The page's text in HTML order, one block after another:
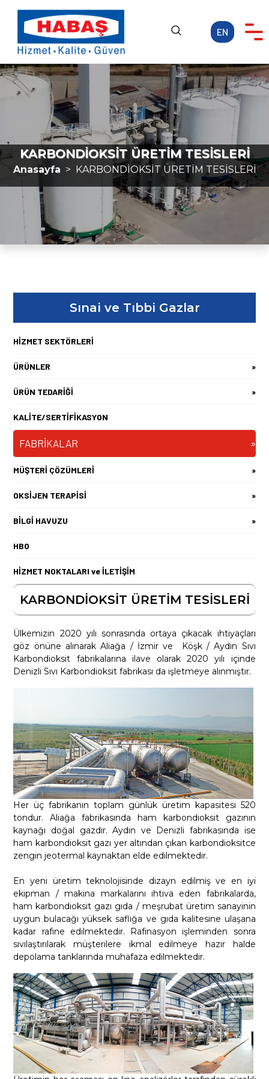
EN
Anasayfa
KURUMSAL
FAALİYET ALANLARI
KARİYER
MEDYA
KARBONDİOKSİT ÜRETİM TESİSLERİ
Anasayfa KARBONDİOKSİT ÜRETİM TESİSLERİ
Sınai ve Tıbbi Gazlar
HİZMET SEKTÖRLERİ
ÜRÜNLER »
ÜRÜN TEDARİĞİ »
KALİTE/SERTİFİKASYON
FABRİKALAR »
MÜŞTERİ ÇÖZÜMLERİ »
OKSİJEN TERAPİSİ »
BİLGİ HAVUZU »
HBO
HİZMET NOKTALARI ve İLETİŞİM
KARBONDİOKSİT ÜRETİM TESİSLERİ
Ülkemizin 2020 yılı sonrasında ortaya çıkacak ihtiyaçları
göz önüne alınarak Aliağa / İzmir ve Köşk / Aydın Sıvı
Karbondioksit fabrikalarına ilave olarak 2020 yılı içinde
Denizli Sıvı Karbondioksit fabrikası da işletmeye alınmıştır.
Her üç fabrikanın toplam günlük üretim kapasitesi 520
tondur. Aliağa fabrikasında ham karbondioksit gazının
kaynağı doğal gazdır. Aydın ve Denizli fabrikasında ise
ham karbondioksit gazı yer altından çıkan karbondioksitce
zengin jeotermal kaynaktan elde edilmektedir.
En yeni üretim teknolojisinde dizayn edilmiş ve en iyi
ekipman / makina markalarını ihtiva eden fabrikalarda,
ham karbondioksit gazı gıda / meşrubat üretim sanayinin
uygun bulacağı yüksek saflığa ve gıda kalitesine ulaşana
kadar rafine edilmektedir. Rafinasyon işleminden sonra
sıvılaştırılarak müşterilere ikmal edilmeye hazır halde
depolama tanklarında muhafaza edilmektedir.